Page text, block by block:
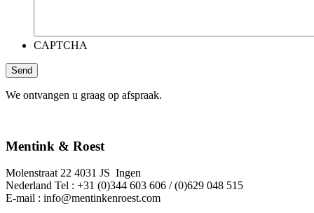
CAPTCHA
We ontvangen u graag op afspraak.
Mentink & Roest
Molenstraat 22 4031 JS Ingen
Nederland Tel : +31 (0)344 603 606 / (0)629 048 515
E-mail : info@mentinkenroest.com